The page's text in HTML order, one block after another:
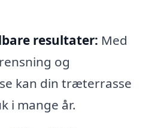
resultater: Med
og
kan din træterrasse
i mange år.